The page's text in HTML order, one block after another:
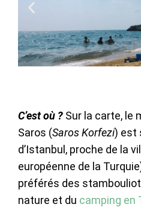
C’est où ? Sur la carte, le
Saros (Saros Korfezi) est
d’Istanbul, proche de la
européenne de la
préférés des
nature et du camping en